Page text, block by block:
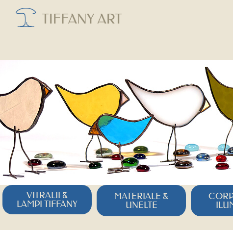
VITRALII &
LAMPI TIFFANY
MATERIALE &
UNELTE